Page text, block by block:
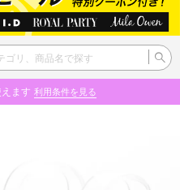
ます 利用条件を見る